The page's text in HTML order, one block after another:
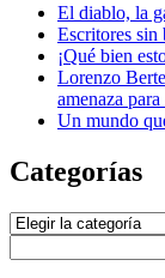
El diablo, la
Escritores sin
¡Qué bien
Lorenzo
amenaza
Un mundo
Categorías
Categorías